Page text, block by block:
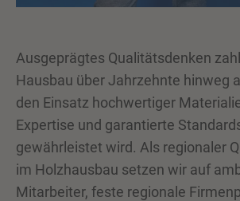
Ausgeprägtes Qualitätsdenken
Hausbau über Jahrzehnte hinweg
den Einsatz hochwertiger
Expertise und garantierte
gewährleistet wird. Als regionaler
im Holzhausbau setzen wir auf
Mitarbeiter, feste regionale